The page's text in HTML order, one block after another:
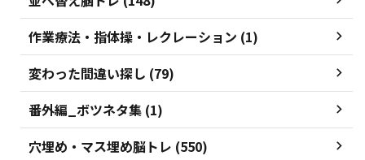
作業療法・指体操・レクレーション (1)
変わった間違い探し (79)
番外編_ボツネタ集 (1)
穴埋め・マス埋め脳トレ (550)